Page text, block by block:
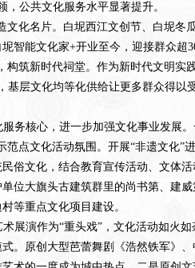
，公共文化服务水平显著提升。
文化名片。白坭西江文创节、白坭
智能文化家+开业至今，迎接群众
构筑新时代祠堂。作为新时代文明实
基层文化均等化供给让更多群众得以
务核心，进一步加强文化事业发展
范点文化活动氛围。开展“非遗文化”
俗文化，结合教育宣传活动、文体
位大旗头古建筑群里的尚书第、建
等重点文化项目建设。
术展演作为“重头戏”，文化活动如火
。原创大型芭蕾舞剧《浩然铁军》